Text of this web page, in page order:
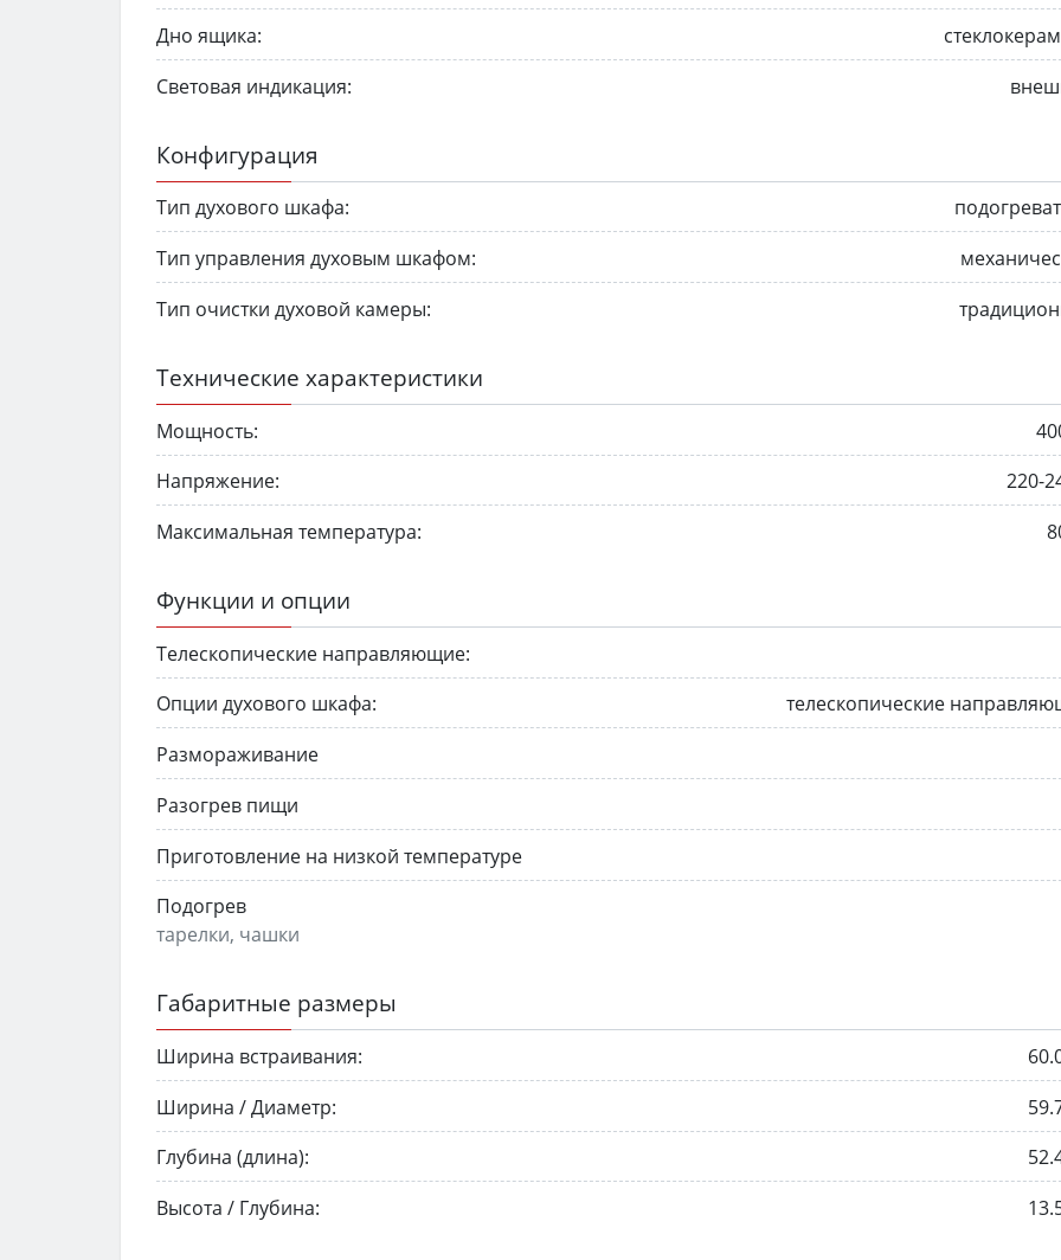
Дно ящика:
Световая индикация:
Конфигурация
Тип духового шкафа:
Тип управления духовым шкафом:
Тип очистки духовой камеры:
Технические характеристики
Мощность:
Напряжение:
220-
Максимальная температура:
Функции и опции
Телескопические направляющие:
Опции духового шкафа:
телескопические
Размораживание
Разогрев пищи
Приготовление на низкой температуре
Подогрев
тарелки, чашки
Габаритные размеры
Ширина встраивания:
Ширина / Диаметр:
Глубина (длина):
Высота / Глубина: